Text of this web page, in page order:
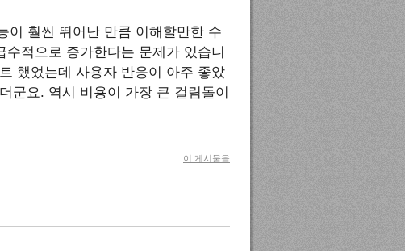
이 훨씬 뛰어난 만큼 이해할만한 수
적으로 증가한다는 문제가 있습니
했었는데 사용자 반응이 아주 좋았
군요. 역시 비용이 가장 큰 걸림돌이
이 게시물을